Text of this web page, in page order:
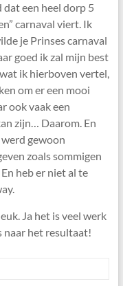
een heel dorp 5
carnaval viert. Ik
je Prinses carnaval
goed ik zal mijn best
ik hierboven vertel,
om er een mooi
ook vaak een
zijn… Daarom. En
werd gewoon
zoals sommigen
heb er niet al te
Ja het is veel werk
naar het resultaat!